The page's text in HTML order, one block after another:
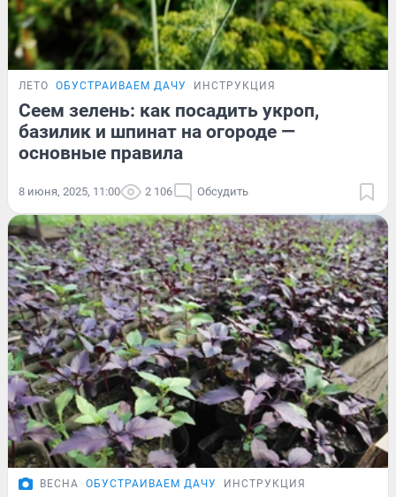
ЛЕТО ОБУСТРАИВАЕМ ДАЧУ ИНСТРУКЦИЯ
Сеем зелень: как посадить укроп,
базилик и шпинат на огороде —
основные правила
8 июня, 2025, 11:00 2 106 Обсудить
ВЕСНА ОБУСТРАИВАЕМ ДАЧУ ИНСТРУКЦИЯ